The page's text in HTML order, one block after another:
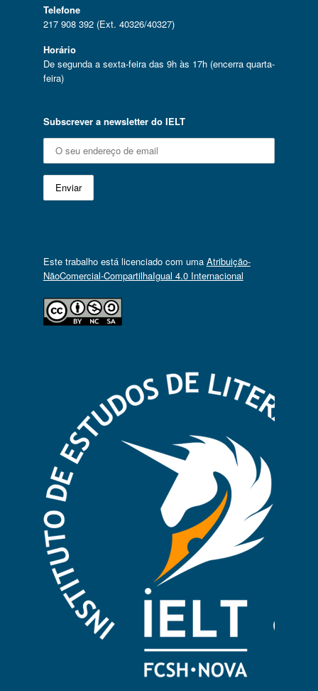
Telefone
217 908 392 (Ext. 40326/40327)
Horário
De segunda a sexta-feira das 9h às 17h (encerra quarta-
feira)
Subscrever a newsletter do IELT
Este trabalho está licenciado com uma Atribuição-
NãoComercial-CompartilhaIgual 4.0 Internacional